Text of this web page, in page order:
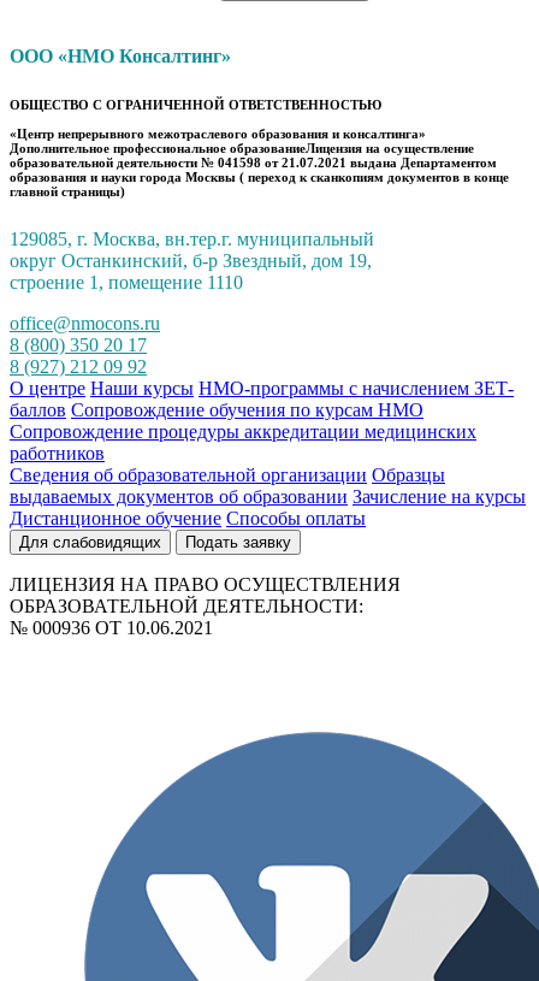
ООО «НМО Консалтинг»
ОБЩЕСТВО С ОГРАНИЧЕННОЙ ОТВЕТСТВЕННОСТЬЮ
«Центр непрерывного межотраслевого образования и консалтинга»
Дополнительное профессиональное образованиеЛицензия на осуществление
образовательной деятельности № 041598 от 21.07.2021 выдана Департаментом
образования и науки города Москвы ( переход к сканкопиям документов в конце
главной страницы)
129085, г. Москва, вн.тер.г. муниципальный
округ Останкинский, б-р Звездный, дом 19,
строение 1, помещение 1110
office@nmocons.ru
8 (800) 350 20 17
8 (927) 212 09 92
О центре Наши курсы НМО-программы с начислением ЗЕТ-
баллов Сопровождение обучения по курсам НМО
Сопровождение процедуры аккредитации медицинских
работников
Сведения об образовательной организации Образцы
выдаваемых документов об образовании Зачисление на курсы
Дистанционное обучение Способы оплаты
Для слабовидящих Подать заявку
ЛИЦЕНЗИЯ НА ПРАВО ОСУЩЕСТВЛЕНИЯ
ОБРАЗОВАТЕЛЬНОЙ ДЕЯТЕЛЬНОСТИ:
№ 000936 ОТ 10.06.2021